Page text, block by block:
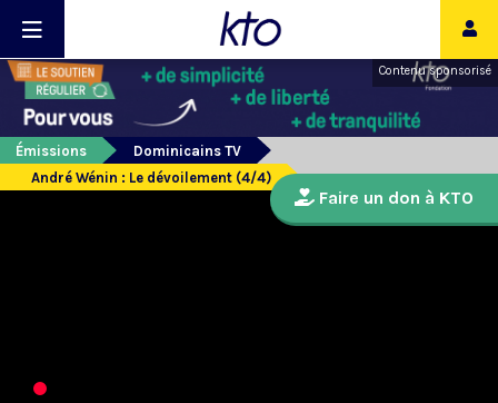
Contenu sponsorisé
Émissions
Dominicains TV
André Wénin : Le dévoilement (4/4)
Faire un don à KTO